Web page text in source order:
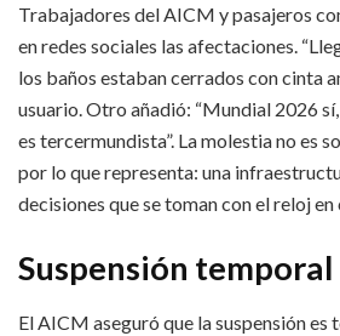
Trabajadores del AICM y pasajeros
en redes sociales las afectaciones.
los baños estaban cerrados con cinta
usuario. Otro añadió: “Mundial 2026
es tercermundista”. La molestia no es
por lo que representa: una
decisiones que se toman con el reloj en
Suspensión temporal
El AICM aseguró que la suspensión es